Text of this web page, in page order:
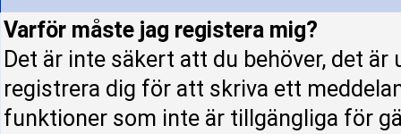
Varför måste jag registera mig?
Det är inte säkert att du behöver, det
registrera dig för att skriva ett
funktioner som inte är tillgängliga för